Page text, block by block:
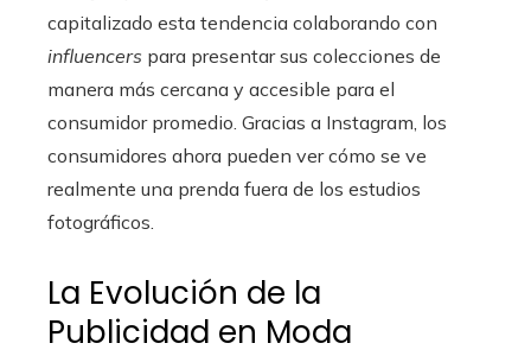
capitalizado esta tendencia colaborando con
influencers para presentar sus colecciones de
manera más cercana y accesible para el
consumidor promedio. Gracias a Instagram, los
consumidores ahora pueden ver cómo se ve
realmente una prenda fuera de los estudios
fotográficos.
La Evolución de la
Publicidad en Moda